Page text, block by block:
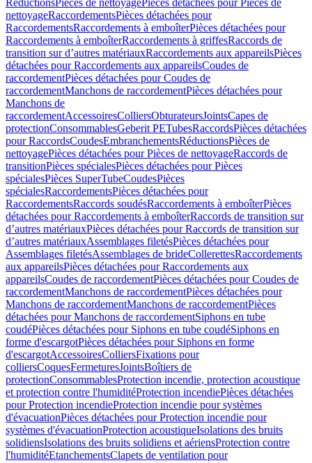
RéductionsPièces de nettoyagePièces détachées pour Pièces de
nettoyageRaccordementsPièces détachées pour
RaccordementsRaccordements à emboîterPièces détachées pour
Raccordements à emboîterRaccordements à griffesRaccords de
transition sur d’autres matériauxRaccordements aux appareilsPièces
détachées pour Raccordements aux appareilsCoudes de
raccordementPièces détachées pour Coudes de
raccordementManchons de raccordementPièces détachées pour
Manchons de
raccordementAccessoiresColliersObturateursJointsCapes de
protectionConsommablesGeberit PETubesRaccordsPièces détachées
pour RaccordsCoudesEmbranchementsRéductionsPièces de
nettoyagePièces détachées pour Pièces de nettoyageRaccords de
transitionPièces spécialesPièces détachées pour Pièces
spécialesPièces SuperTubeCoudesPièces
spécialesRaccordementsPièces détachées pour
RaccordementsRaccords soudésRaccordements à emboîterPièces
détachées pour Raccordements à emboîterRaccords de transition sur
d’autres matériauxPièces détachées pour Raccords de transition sur
d’autres matériauxAssemblages filetésPièces détachées pour
Assemblages filetésAssemblages de brideCollerettesRaccordements
aux appareilsPièces détachées pour Raccordements aux
appareilsCoudes de raccordementPièces détachées pour Coudes de
raccordementManchons de raccordementPièces détachées pour
Manchons de raccordementManchons de raccordementPièces
détachées pour Manchons de raccordementSiphons en tube
coudéPièces détachées pour Siphons en tube coudéSiphons en
forme d'escargotPièces détachées pour Siphons en forme
d'escargotAccessoiresColliersFixations pour
colliersCoquesFermeturesJointsBoîtiers de
protectionConsommablesProtection incendie, protection acoustique
et protection contre l'humiditéProtection incendiePièces détachées
pour Protection incendieProtection incendie pour systèmes
d'évacuationPièces détachées pour Protection incendie pour
systèmes d'évacuationProtection acoustiqueIsolations des bruits
solidiensIsolations des bruits solidiens et aériensProtection contre
l'humiditéEtanchementsClapets de ventilation pour